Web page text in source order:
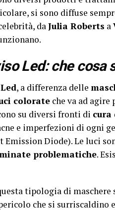
si sono diffuse
daJulia Roberts a
Led: che cosa
, a differenza delle
colorate che va ad agire
su diversi fronti di cura
e imperfezioni di ogni
Emission Diode). Le luci
problematiche.
tipologia di maschere
pericolo che si surriscaldino